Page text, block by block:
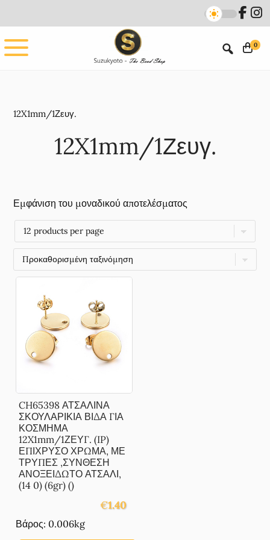
main
content
footer
0
12X1mm/1Ζευγ.
12X1mm/1Ζευγ.
Εμφάνιση του μοναδικού αποτελέσματος
CH65398 ΑΤΣΑΛΙΝΑ
ΣΚΟΥΛΑΡΙΚΙΑ ΒΙΔΑ ΓΙΑ
ΚΟΣΜΗΜΑ
12X1mm/1ΖΕΥΓ. (IP)
ΕΠΙΧΡΥΣΟ ΧΡΩΜΑ, ΜΕ
ΤΡΥΠΕΣ ,ΣΥΝΘΕΣΗ
ΑΝΟΞΕΙΔΩΤΟ ΑΤΣΑΛΙ,
(14 0) (6gr) ()
€1.40
Βάρος: 0.006kg